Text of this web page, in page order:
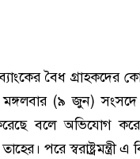
বৈধ গ্রাহকদের
(৯ জুন) সংসদে
বলে অভিযোগ
পরে স্বরাষ্ট্রমন্ত্রী